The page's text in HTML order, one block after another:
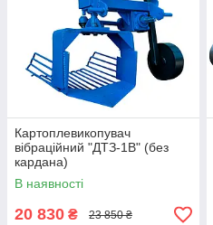
Картоплевикопувач
вібраційний "ДТЗ-1В" (без
кардана)
В наявності
20 830 ₴ 23 850 ₴